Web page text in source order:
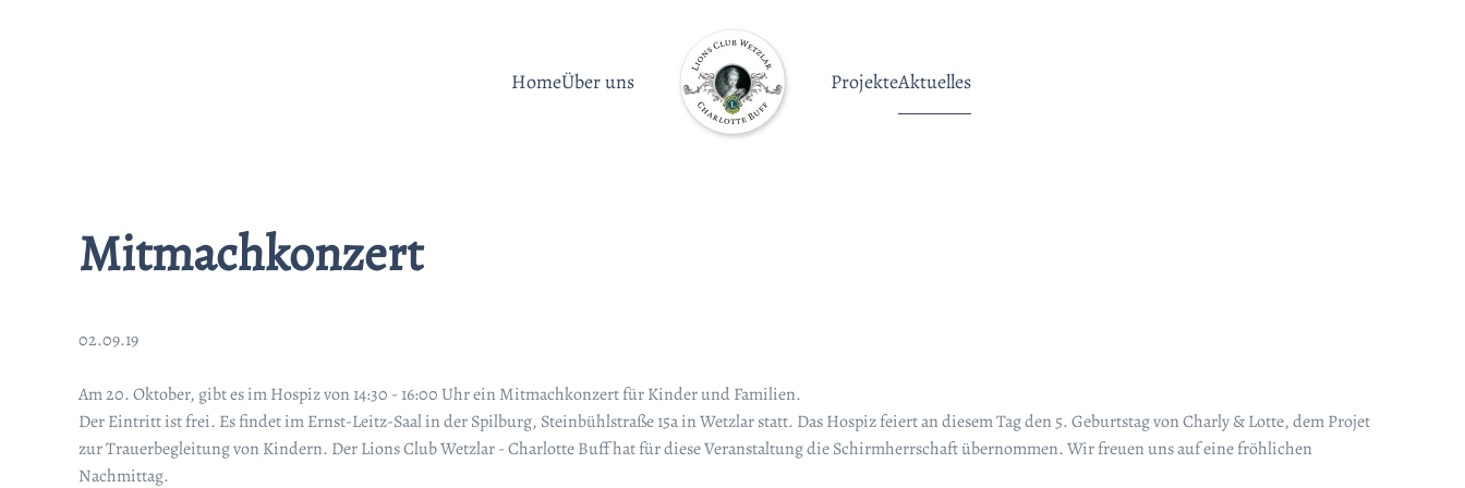
HomeÜber uns ProjekteAktuelles
Mitmachkonzert
02.09.19
Am 20. Oktober, gibt es im Hospiz von 14:30 - 16:00 Uhr ein Mitmachkonzert für Kinder und Familien.
Der Eintritt ist frei. Es findet im Ernst-Leitz-Saal in der Spilburg, Steinbühlstraße 15a in Wetzlar statt. Das Hospiz feiert an diesem Tag den 5. Geburtstag von Charly & Lotte, dem Projet
zur Trauerbegleitung von Kindern. Der Lions Club Wetzlar - Charlotte Buff hat für diese Veranstaltung die Schirmherrschaft übernommen. Wir freuen uns auf eine fröhlichen
Nachmittag.